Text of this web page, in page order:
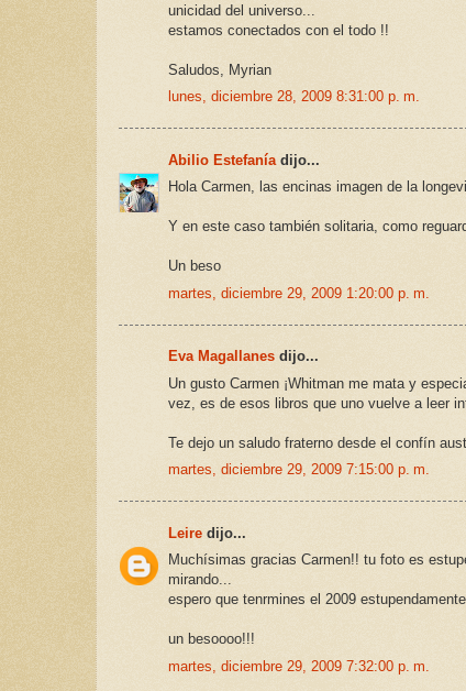
unicidad del universo...
estamos conectados con el todo !!
Saludos, Myrian
lunes, diciembre 28, 2009 8:31:00 p. m.
Abilio Estefanía dijo...
Hola Carmen, las encinas imagen de la
Y en este caso también solitaria, como
Un beso
martes, diciembre 29, 2009 1:20:00 p. m.
Eva Magallanes dijo...
Un gusto Carmen ¡Whitman me mata y
vez, es de esos libros que uno vuelve a leer
Te dejo un saludo fraterno desde el confín
martes, diciembre 29, 2009 7:15:00 p. m.
Leire dijo...
Muchísimas gracias Carmen!! tu foto es
mirando...
espero que tenrmines el 2009
un besoooo!!!
martes, diciembre 29, 2009 7:32:00 p. m.